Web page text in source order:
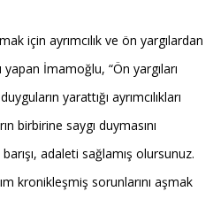
için ayrımcılık ve ön yargılardan
İmamoğlu, “Ön yargıları
yarattığı ayrımcılıkları
birbirine saygı duymasını
adaleti sağlamış olursunuz.
kronikleşmiş sorunlarını aşmak